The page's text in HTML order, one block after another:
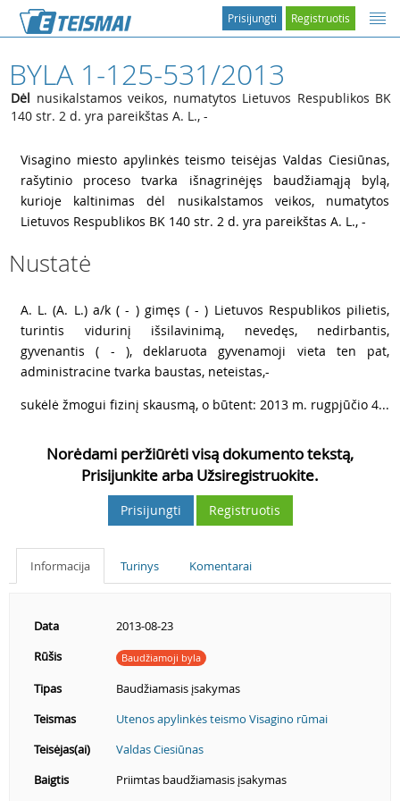
Registruotis
Prisijungti
BYLA 1-125-531/2013
Dėl nusikalstamos veikos, numatytos Lietuvos Respublikos BK
140 str. 2 d. yra pareikštas A. L., -
Visagino miesto apylinkės teismo teisėjas Valdas Ciesiūnas,
rašytinio proceso tvarka išnagrinėjęs baudžiamąją bylą,
kurioje kaltinimas dėl nusikalstamos veikos, numatytos
Lietuvos Respublikos BK 140 str. 2 d. yra pareikštas A. L., -
Nustatė
A. L. (A. L.) a/k ( - ) gimęs ( - ) Lietuvos Respublikos pilietis,
turintis vidurinį išsilavinimą, nevedęs, nedirbantis,
gyvenantis ( - ), deklaruota gyvenamoji vieta ten pat,
administracine tvarka baustas, neteistas,-
sukėlė žmogui fizinį skausmą, o būtent: 2013 m. rugpjūčio 4...
Norėdami peržiūrėti visą dokumento tekstą,
Prisijunkite arba Užsiregistruokite.
Prisijungti Registruotis
Informacija Turinys Komentarai
Data
2013-08-23
Rūšis
Baudžiamoji byla
Tipas
Baudžiamasis įsakymas
Teismas
Utenos apylinkės teismo Visagino rūmai
Teisėjas(ai)
Valdas Ciesiūnas
Baigtis
Priimtas baudžiamasis įsakymas